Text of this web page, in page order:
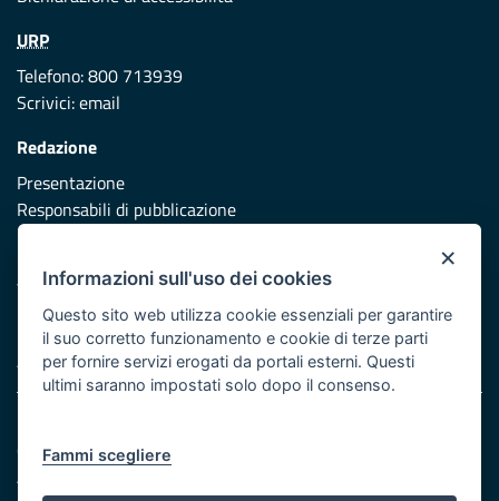
URP
Telefono: 800 713939
Scrivici:email
Redazione
Presentazione
Responsabili di pubblicazione
Vai al sito di Protezione Civile Puglia
Iniziativa finanziata con risorse del POR Puglia 2014/2020 -
Asse XI
Cookie e privacy
Atti di notifica
×
Informazioni sull'uso dei cookies
Questo sito web utilizza cookie essenziali per garantire
il suo corretto funzionamento e cookie di terze parti
per fornire servizi erogati da portali esterni. Questi
ultimi saranno impostati solo dopo il consenso.
Fammi scegliere